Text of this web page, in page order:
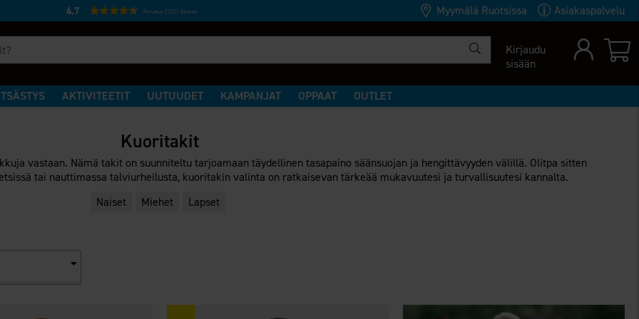
4.7 Perustuu 27231 ääneen Myymälä Ruotsissa Asiakaspalvelu
Kirjaudu
sisään
AKTIVITEETIT UUTUUDET KAMPANJAT OPPAAT OUTLET
Kuoritakit
vastaan. Nämä takit on suunniteltu tarjoamaan täydellinen tasapaino säänsuojan ja hengittävyyden välillä. Olitpa sitten
tai nauttimassa talviurheilusta, kuoritakin valinta on ratkaisevan tärkeää mukavuutesi ja turvallisuutesi kannalta.
Naiset
Miehet Lapset